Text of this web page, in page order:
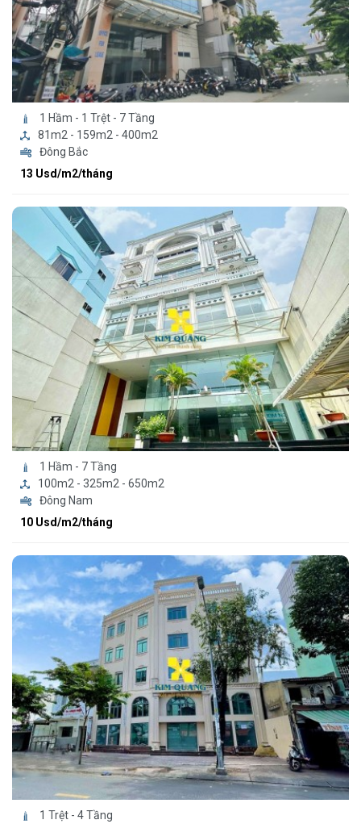
1 Hầm - 1 Trệt - 7 Tầng
81m2 - 159m2 - 400m2
Đông Bắc
13 Usd/m2/tháng
1 Hầm - 7 Tầng
100m2 - 325m2 - 650m2
Đông Nam
10 Usd/m2/tháng
1 Trệt - 4 Tầng